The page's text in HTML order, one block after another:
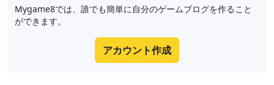
Mygame8では、誰でも簡単に自分のゲームブログを作ること
ができます。
アカウント作成